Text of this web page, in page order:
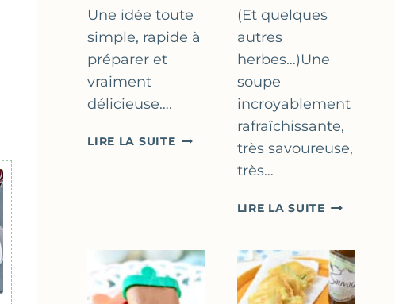
Une idée toute
simple, rapide à
préparer et
vraiment
délicieuse….
LIRE LA SUITEABRICOTS
&
FLEUR
D’ORANGER
(Et quelques
autres
herbes…)Une
soupe
incroyablement
rafraîchissante,
très savoureuse,
très…
LIRE LA SUITESOUPE
AU
CITRON